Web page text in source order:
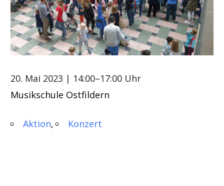
20. Mai 2023 | 14:00–17:00 Uhr
Musikschule Ostfildern
Aktion Konzert